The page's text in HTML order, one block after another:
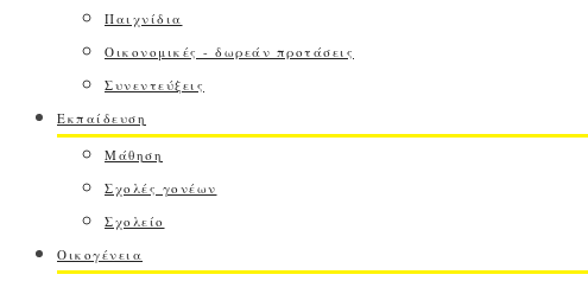
Παιχνίδια
Οικονομικές - δωρεάν προτάσεις
Συνεντεύξεις
Εκπαίδευση
Μάθηση
Σχολές γονέων
Σχολείο
Οικογένεια